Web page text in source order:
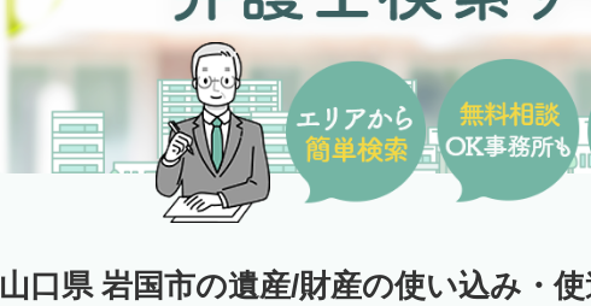
山口県 岩国市の遺産/財産の使い込み・